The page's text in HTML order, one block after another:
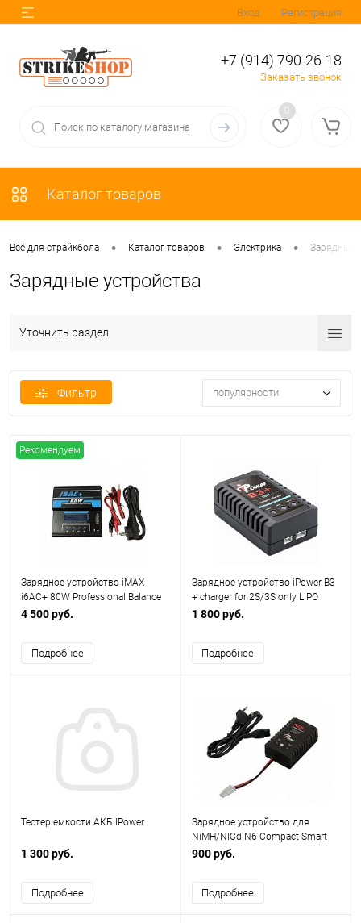
Вход Регистрация
+7 (914) 790-26-18
Заказать звонок
0
Каталог товаров
Всё для страйкбола • Каталог товаров • Электрика • Зарядные
Зарядные устройства
Уточнить раздел
Фильтр популярности
Рекомендуем
Зарядное устройство iMAX
i6AC+ 80W Professional Balance
Charger/discharger
4 500 руб.
Подробнее
Зарядное устройство iPower B3
+ charger for 2S/3S only LiPO
1 800 руб.
Подробнее
Тестер емкости АКБ IPower
1 300 руб.
Подробнее
Зарядное устройство для
NiMH/NICd N6 Compact Smart
Charger for 6~10 cell
900 руб.
Подробнее